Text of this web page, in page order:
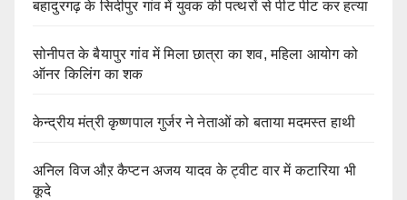
बहादुरगढ़ के सिदीपुर गांव में युवक की पत्थरों से पीट पीट कर हत्या
सोनीपत के बैयापुर गांव में मिला छात्रा का शव, महिला आयोग को
ऑनर किलिंग का शक
केन्द्रीय मंत्री कृष्णपाल गुर्जर ने नेताओं को बताया मदमस्त हाथी
अनिल विज औऱ कैप्टन अजय यादव के ट्वीट वार में कटारिया भी
कूदे